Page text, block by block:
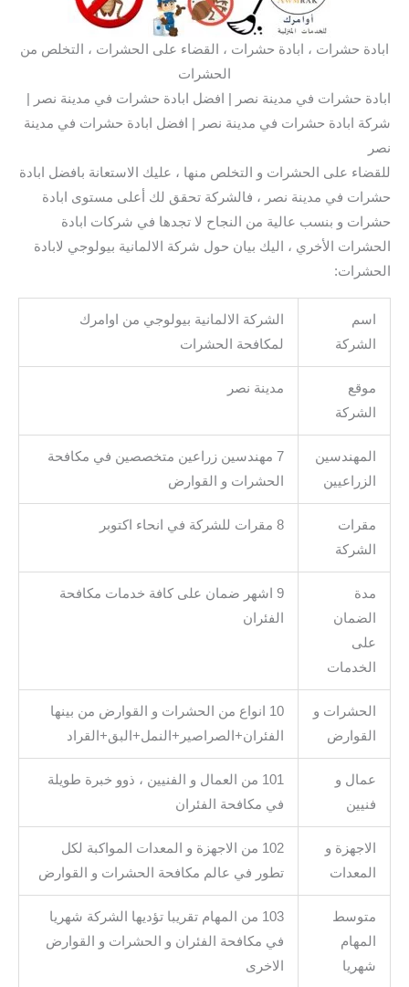
ابادة حشرات ، ابادة حشرات ، القضاء على الحشرات ، التخلص من
الحشرات
ابادة حشرات في مدينة نصر | افضل ابادة حشرات في مدينة نصر |
شركة ابادة حشرات في مدينة نصر | افضل ابادة حشرات في مدينة
نصر
للقضاء على الحشرات و التخلص منها ، عليك الاستعانة بافضل ابادة
حشرات في مدينة نصر ، فالشركة تحقق لك أعلى مستوى ابادة
حشرات و بنسب عالية من النجاح لا تجدها في شركات ابادة
الحشرات الأخري ، اليك بيان حول شركة الالمانية بيولوجي لابادة
الحشرات:
اسم
الشركة
الشركة الالمانية بيولوجي من اوامرك
لمكافحة الحشرات
موقع
الشركة
مدينة نصر
المهندسين
الزراعيين
7 مهندسين زراعين متخصصين في مكافحة
الحشرات و القوارض
مقرات
الشركة
8 مقرات للشركة في انحاء اكتوبر
مدة
الضمان
على
الخدمات
9 اشهر ضمان على كافة خدمات مكافحة
الفئران
الحشرات و
القوارض
10 انواع من الحشرات و القوارض من بينها
الفئران+الصراصير+النمل+البق+القراد
عمال و
فنيين
101 من العمال و الفنيين ، ذوو خبرة طويلة
في مكافحة الفئران
الاجهزة و
المعدات
102 من الاجهزة و المعدات المواكبة لكل
تطور في عالم مكافحة الحشرات و القوارض
متوسط
المهام
شهريا
103 من المهام تقريبا تؤديها الشركة شهريا
في مكافحة الفئران و الحشرات و القوارض
الاخرى